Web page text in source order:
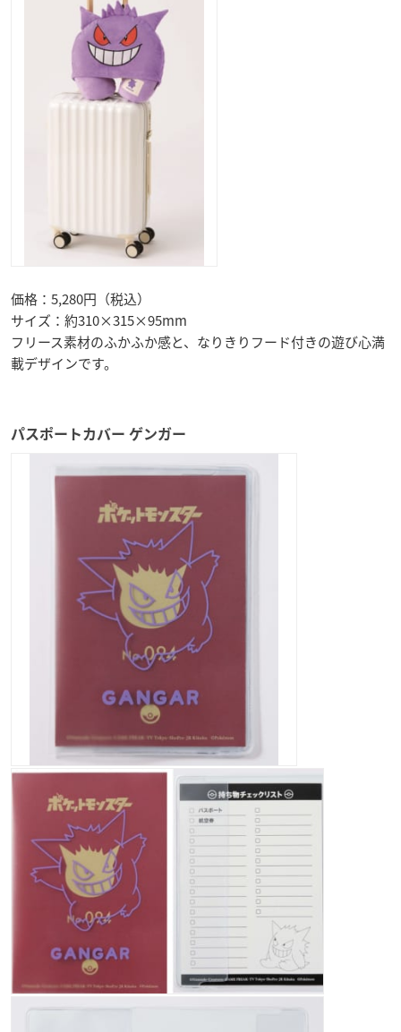
価格：5,280円（税込）
サイズ：約310×315×95mm
フリース素材のふかふか感と、なりきりフード付きの遊び心満
載デザインです。
パスポートカバー ゲンガー